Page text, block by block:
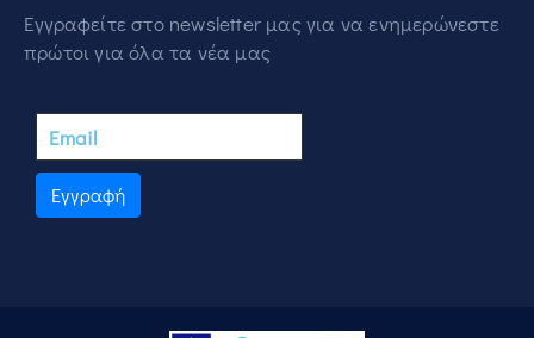
Εγγραφείτε στο newsletter μας για να ενημερώνεστε
πρώτοι για όλα τα νέα μας
Εγγραφή